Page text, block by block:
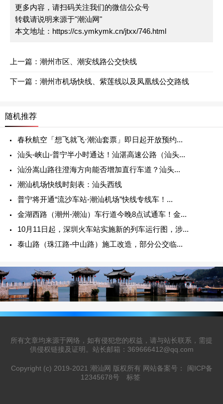
更多内容，请扫码关注我们的微信公众号
转载请说明来源于"潮汕网"
本文地址： https://cs.ymkymk.cn/jtxx/746.html
上一篇： 潮州市区、潮安线路公交快线
下一篇： 潮州市机场快线、紫莲线以及凤凰线公交路线
随机推荐
春秋航空「想飞就飞·潮汕套票」即日起开放预约...
汕头-峡山-普宁半小时通达！汕湛高速公路（汕头...
汕汾嵩山路往澄海方向能否增加直行车道？汕头...
潮汕机场快线时刻表：汕头西线
普宁将开通“流沙车站-潮汕机场”快线专线车！...
金湖西路（潮州-潮汕）车行道今晚8点试通车！金...
10月11日起，深圳火车站实施新的列车运行图，涉...
泰山路（珠江路-中山路）施工改造，部分公交临...
所有文章均来源于网络，如有侵犯您的权益，请与站长联系，需提
供侵权链接及证明。站长邮箱：369666412@qq.com
Copyright (c) 2019-2021 潮汕网 版权所有 网站备案号：
闽ICP备
12345678号
标签